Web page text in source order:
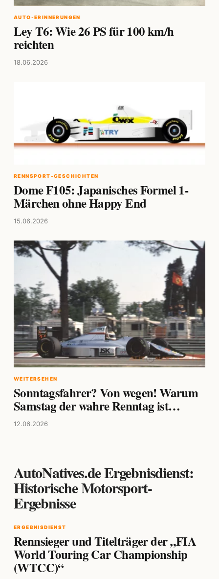
AUTO-ERINNERUNGEN
Ley T6: Wie 26 PS für 100 km/h
reichten
18.06.2026
RENNSPORT-GESCHICHTEN
Dome F105: Japanisches Formel 1-
Märchen ohne Happy End
15.06.2026
WEITERSEHEN
Sonntagsfahrer? Von wegen! Warum
Samstag der wahre Renntag ist…
12.06.2026
AutoNatives.de Ergebnisdienst:
Historische Motorsport-
Ergebnisse
ERGEBNISDIENST
Rennsieger und Titelträger der „FIA
World Touring Car Championship
(WTCC)“